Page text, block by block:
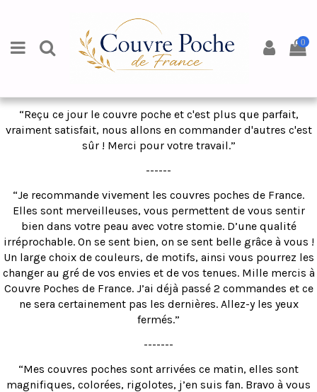
0
“Reçu ce jour le couvre poche et c'est plus que parfait,
vraiment satisfait, nous allons en commander d'autres c'est
sûr ! Merci pour votre travail.”
------
“Je recommande vivement les couvres poches de France.
Elles sont merveilleuses, vous permettent de vous sentir
bien dans votre peau avec votre stomie. D’une qualité
irréprochable. On se sent bien, on se sent belle grâce à vous !
Un large choix de couleurs, de motifs, ainsi vous pourrez les
changer au gré de vos envies et de vos tenues. Mille mercis à
Couvre Poches de France. J’ai déjà passé 2 commandes et ce
ne sera certainement pas les dernières. Allez-y les yeux
fermés.”
-------
“Mes couvres poches sont arrivées ce matin, elles sont
magnifiques, colorées, rigolotes, j’en suis fan. Bravo à vous